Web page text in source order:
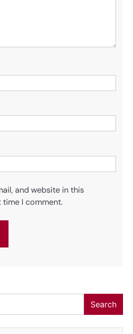
and website in this
I comment.
Search